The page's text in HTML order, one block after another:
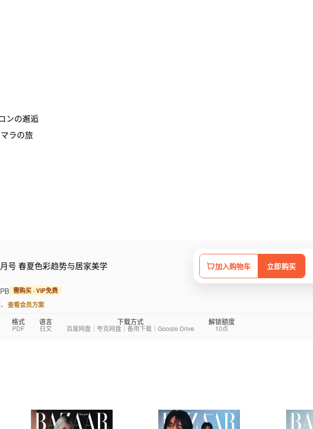
ンの邂逅
ラの旅
号 春夏色彩趋势与居家美学 加入购物车 立即购买
PB 需购买 · VIP免费
查看会员方案
格式
PDF
语言
日文
下载方式
百度网盘｜夸克网盘｜备用下载｜Google Drive
解锁额度
10点